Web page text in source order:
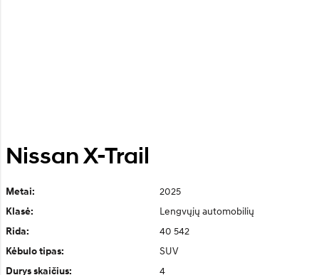
Nissan X-Trail
Metai: 2025
Klasė: Lengvųjų automobilių
Rida: 40 542
Kėbulo tipas: SUV
Durys skaičius: 4